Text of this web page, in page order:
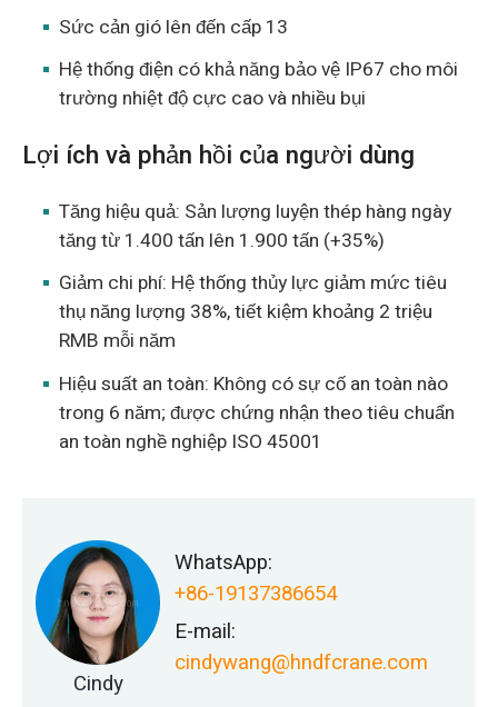
Sức cản gió lên đến cấp 13
Hệ thống điện có khả năng bảo vệ IP67 cho môi
trường nhiệt độ cực cao và nhiều bụi
Lợi ích và phản hồi của người dùng
Tăng hiệu quả: Sản lượng luyện thép hàng ngày
tăng từ 1.400 tấn lên 1.900 tấn (+35%)
Giảm chi phí: Hệ thống thủy lực giảm mức tiêu
thụ năng lượng 38%, tiết kiệm khoảng 2 triệu
RMB mỗi năm
Hiệu suất an toàn: Không có sự cố an toàn nào
trong 6 năm; được chứng nhận theo tiêu chuẩn
an toàn nghề nghiệp ISO 45001
Cindy
WhatsApp:
+86-19137386654
E-mail:
cindywang@hndfcrane.com